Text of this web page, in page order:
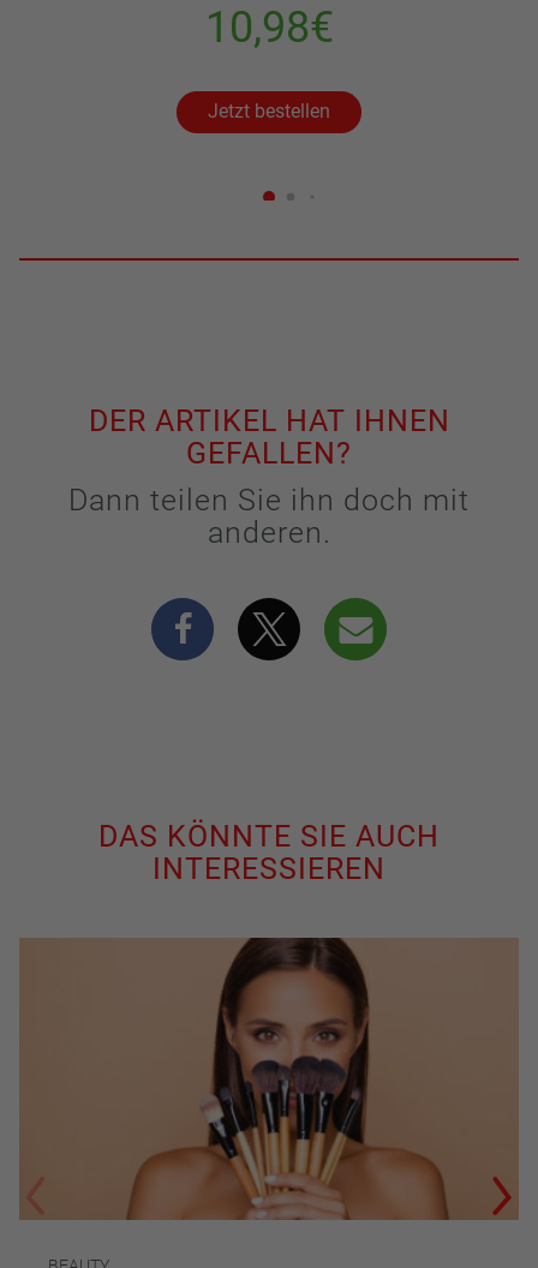
10,98€
Jetzt bestellen
DER ARTIKEL HAT IHNEN
GEFALLEN?
Dann teilen Sie ihn doch mit
anderen.
DAS KÖNNTE SIE AUCH
INTERESSIEREN